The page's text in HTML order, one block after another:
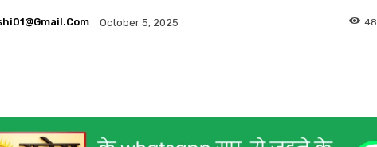
October 5, 2025 48